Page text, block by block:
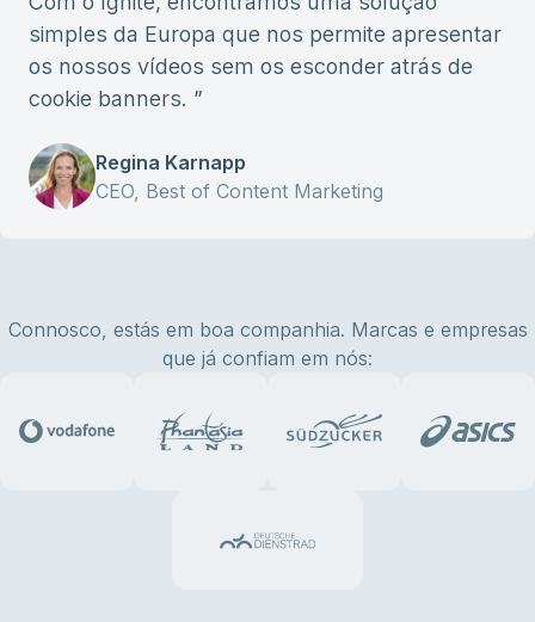
simples da Europa que nos permite apresentar
os nossos vídeos sem os esconder atrás de
cookie banners. ”
Regina Karnapp
CEO, Best of Content Marketing
Connosco, estás em boa companhia. Marcas e empresas
que já confiam em nós: